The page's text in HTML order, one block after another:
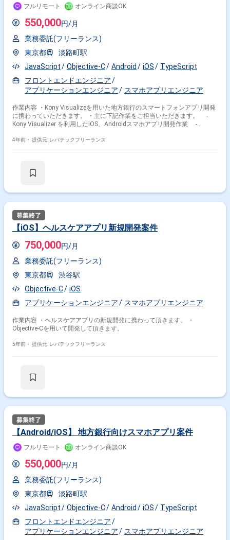
フルリモート オンライン商談OK
550,000円/月
業務委託(フリーランス)
東京都
淡路町駅
JavaScript
Objective-C Android iOS
TypeScript
フロントエンドエンジニア
アプリケーションエンジニア
スマホアプリエンジニア
作業内容 ・Kony Visualizeを用いた地方銀行のスマートフォンアプリ開発
に携わっていただきます。 ・主に下記作業をご担当いただきます。 -
Kony Visualizer を利用したiOS、Androidスマホアプリ開発作業 -
4年前・ 提供元: レバテックフリーランス
【iOS】ヘルスケアアプリ新規開発案件
750,000円/月
業務委託(フリーランス)
東京都
渋谷駅
Objective-C
iOS
アプリケーションエンジニア
スマホアプリエンジニア
作業内容 ・ヘルスケアアプリの新規開発に携わって頂きます。 ・
Objective-Cを用いて開発して頂きます。
5年前・ 提供元: レバテックフリーランス
【Android/iOS】 地方銀行向けスマホアプリ案件
フルリモート オンライン商談OK
550,000円/月
業務委託(フリーランス)
東京都
淡路町駅
JavaScript
Objective-C Android iOS
TypeScript
フロントエンドエンジニア
アプリケーションエンジニア
スマホアプリエンジニア